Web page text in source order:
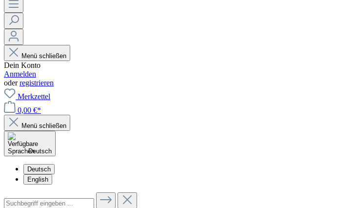
Menü schließen
Dein Konto
Anmelden
oderregistrieren
Merkzettel
0,00 €*
Menü schließen
Deutsch
Deutsch
English